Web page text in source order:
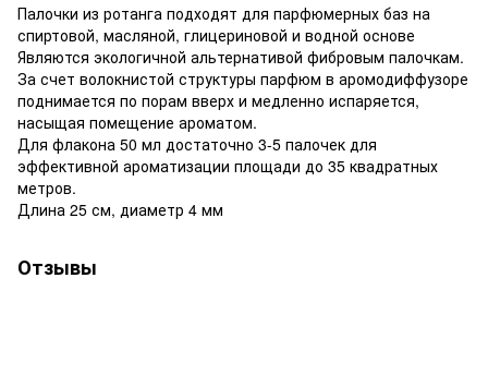
Палочки из ротанга подходят для парфюмерных баз на
спиртовой, масляной, глицериновой и водной основе
Являются экологичной альтернативой фибровым палочкам.
За счет волокнистой структуры парфюм в аромодиффузоре
поднимается по порам вверх и медленно испаряется,
насыщая помещение ароматом.
Для флакона 50 мл достаточно 3-5 палочек для
эффективной ароматизации площади до 35 квадратных
метров.
Длина 25 см, диаметр 4 мм
Отзывы